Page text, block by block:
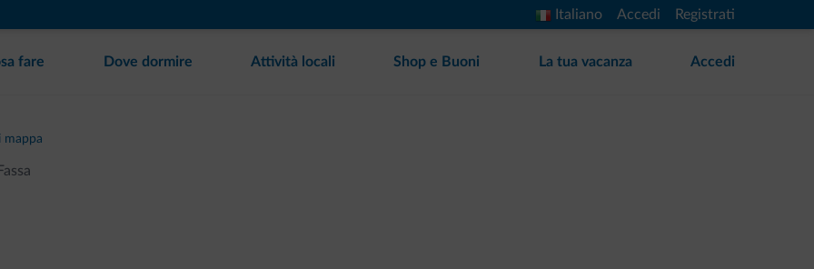
Italiano Accedi Registrati
fare Dove dormire Attività locali Shop e Buoni La tua vacanza Accedi
mappa